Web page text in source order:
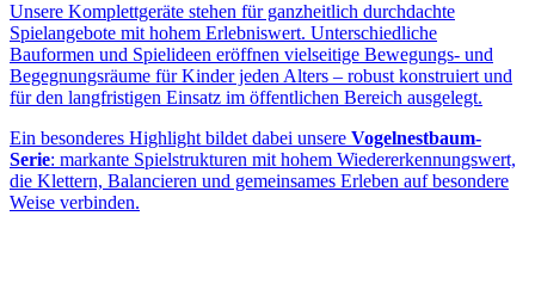
Unsere Komplettgeräte stehen für ganzheitlich durchdachte
Spielangebote mit hohem Erlebniswert. Unterschiedliche
Bauformen und Spielideen eröffnen vielseitige Bewegungs- und
Begegnungsräume für Kinder jeden Alters – robust konstruiert und
für den langfristigen Einsatz im öffentlichen Bereich ausgelegt.
Ein besonderes Highlight bildet dabei unsere Vogelnestbaum-
Serie: markante Spielstrukturen mit hohem Wiedererkennungswert,
die Klettern, Balancieren und gemeinsames Erleben auf besondere
Weise verbinden.